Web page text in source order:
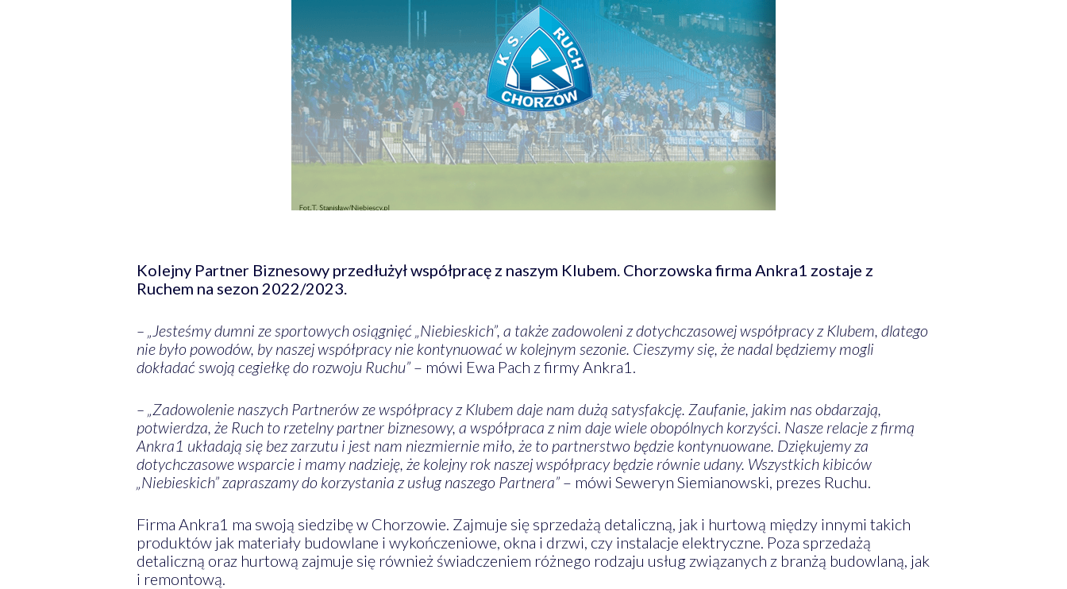
Kolejny Partner Biznesowy przedłużył współpracę z naszym Klubem. Chorzowska firma Ankra1 zostaje z
Ruchem na sezon 2022/2023.
– „Jesteśmy dumni ze sportowych osiągnięć „Niebieskich”, a także zadowoleni z dotychczasowej współpracy z Klubem, dlatego
nie było powodów, by naszej współpracy nie kontynuować w kolejnym sezonie. Cieszymy się, że nadal będziemy mogli
dokładać swoją cegiełkę do rozwoju Ruchu” – mówi Ewa Pach z firmy Ankra1.
– „Zadowolenie naszych Partnerów ze współpracy z Klubem daje nam dużą satysfakcję. Zaufanie, jakim nas obdarzają,
potwierdza, że Ruch to rzetelny partner biznesowy, a współpraca z nim daje wiele obopólnych korzyści. Nasze relacje z firmą
Ankra1 układają się bez zarzutu i jest nam niezmiernie miło, że to partnerstwo będzie kontynuowane. Dziękujemy za
dotychczasowe wsparcie i mamy nadzieję, że kolejny rok naszej współpracy będzie równie udany. Wszystkich kibiców
„Niebieskich” zapraszamy do korzystania z usług naszego Partnera” – mówi Seweryn Siemianowski, prezes Ruchu.
Firma Ankra1 ma swoją siedzibę w Chorzowie. Zajmuje się sprzedażą detaliczną, jak i hurtową między innymi takich
produktów jak materiały budowlane i wykończeniowe, okna i drzwi, czy instalacje elektryczne. Poza sprzedażą
detaliczną oraz hurtową zajmuje się również świadczeniem różnego rodzaju usług związanych z branżą budowlaną, jak
i remontową.